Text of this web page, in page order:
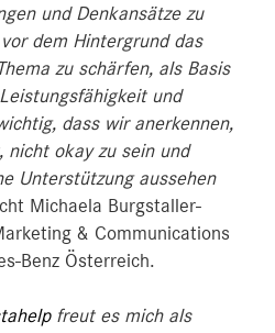
und Denkansätze zu
dem Hintergrund das
zu schärfen, als Basis
und
dass wir anerkennen,
nicht okay zu sein und
Unterstützung aussehen
Michaela Burgstaller-
& Communications
Benz Österreich.
freut es mich als